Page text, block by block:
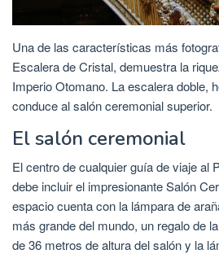
Una de las características más
Escalera de Cristal, demuestra la
Imperio Otomano. La escalera doble,
conduce al salón ceremonial superior.
El salón ceremonial
El centro de cualquier guía de viaje al
debe incluir el impresionante Salón
espacio cuenta con la lámpara de
más grande del mundo, un regalo de
de 36 metros de altura del salón y la